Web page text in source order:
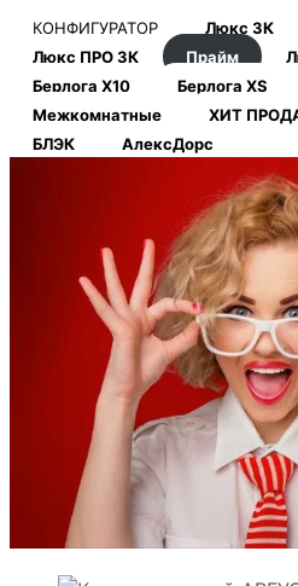
КОНФИГУРАТОР Люкс 3К
Люкс ПРО 3К
Прайм
Берлога Х10
Берлога XS
Межкомнатные
ХИТ
БЛЭК
АлексДорс